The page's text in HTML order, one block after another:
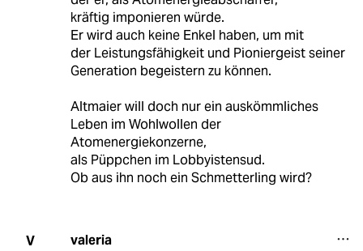
kräftig imponieren würde.
Er wird auch keine Enkel haben, um mit
der Leistungsfähigkeit und Pioniergeist seiner
Generation begeistern zu können.
Altmaier will doch nur ein auskömmliches
Leben im Wohlwollen der
Atomenergiekonzerne,
als Püppchen im Lobbyistensud.
Ob aus ihn noch ein Schmetterling wird?
V valeria